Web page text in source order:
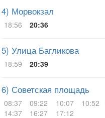
4) Морвокзал
18:56 20:36
5) Улица Багликова
18:59 20:39
6) Советская площадь
08:37 09:22 10:07 10:52
14:37
16:27 17:12